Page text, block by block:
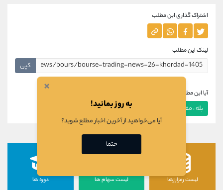
اشتراک گذاری این مطلب
لینک این مطلب
کپی
آیا این مطلب برای شما مفید بود؟
بله ، مفید بود خیر ، مفید نبود
لیست رمزارزها لیست سهام ها دوره ها
×
به روز بمانید!
آیا می‌خواهید از آخرین اخبار مطلع شوید؟
حتما